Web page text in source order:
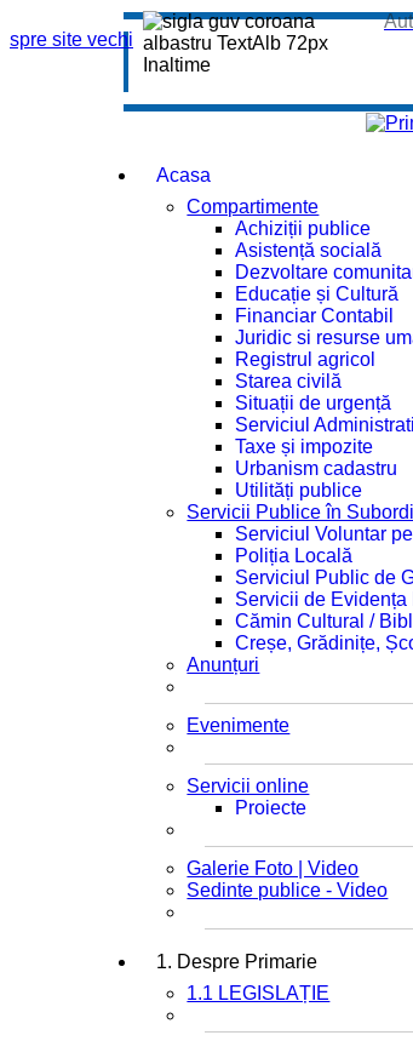
spre site vechi
Acasa
Compartimente
Achiziții publice
Asistență socială
Dezvoltare
Educație și Cultură
Financiar Contabil
Juridic si resurse
Registrul agricol
Starea civilă
Situații de urgență
Serviciul
Taxe și impozite
Urbanism cadastru
Utilități publice
Servicii Publice în
Serviciul Voluntar
Poliția Locală
Serviciul Public de
Servicii de Evidența
Cămin Cultural /
Creșe, Grădinițe,
Anunțuri
Evenimente
Servicii online
Proiecte
Galerie Foto | Video
Sedinte publice - Video
1. Despre Primarie
1.1 LEGISLAȚIE